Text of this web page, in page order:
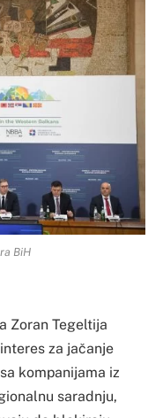
BiH
Zoran Tegeltija
za jačanje
kompanijama iz
saradnju,